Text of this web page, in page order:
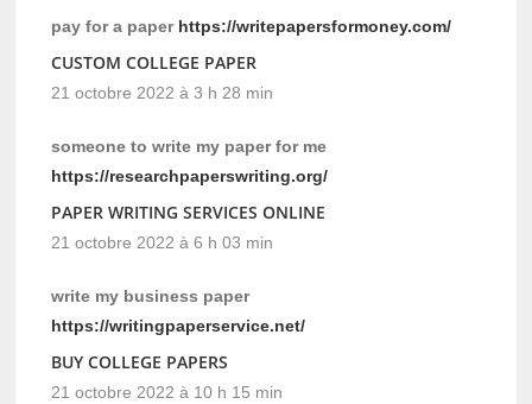
pay for a paper https://writepapersformoney.com/
CUSTOM COLLEGE PAPER
21 octobre 2022 à 3 h 28 min
someone to write my paper for me
https://researchpaperswriting.org/
PAPER WRITING SERVICES ONLINE
21 octobre 2022 à 6 h 03 min
write my business paper
https://writingpaperservice.net/
BUY COLLEGE PAPERS
21 octobre 2022 à 10 h 15 min